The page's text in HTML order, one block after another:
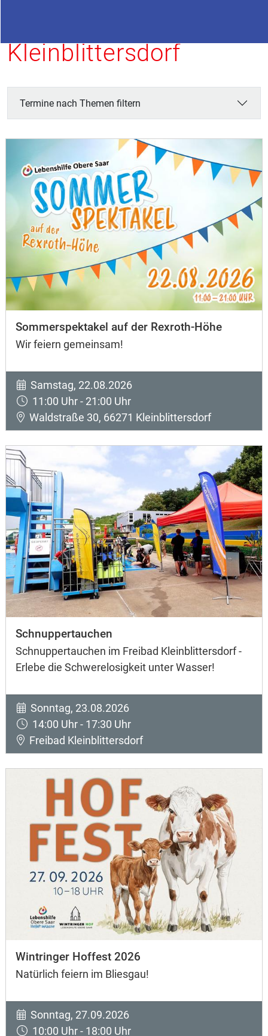
Kleinblittersdorf
Termine nach Themen filtern
Sommerspektakel auf der Rexroth-Höhe
Wir feiern gemeinsam!
Samstag, 22.08.2026
11:00 Uhr - 21:00 Uhr
Waldstraße 30, 66271 Kleinblittersdorf
Schnuppertauchen
Schnuppertauchen im Freibad Kleinblittersdorf -
Erlebe die Schwerelosigkeit unter Wasser!
Sonntag, 23.08.2026
14:00 Uhr - 17:30 Uhr
Freibad Kleinblittersdorf
Wintringer Hoffest 2026
Natürlich feiern im Bliesgau!
Sonntag, 27.09.2026
10:00 Uhr - 18:00 Uhr